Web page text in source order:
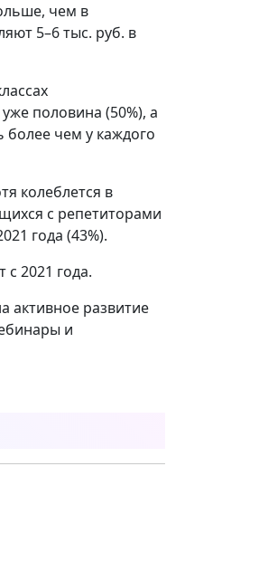
чем в
5–6 тыс. руб. в
половина (50%), а
более чем у каждого
колеблется в
с репетиторами
года (43%).
2021 года.
активное развитие
и